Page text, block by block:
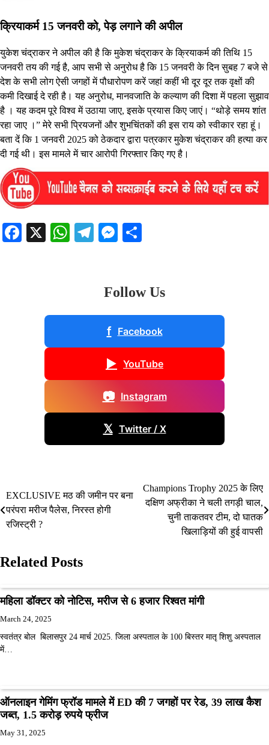
क्रियाकर्म 15 जनवरी को, पेड़ लगाने की अपील
युकेश चंद्राकर ने अपील की है कि मुकेश चंद्राकर के क्रियाकर्म की तिथि 15
जनवरी तय की गई है, आप सभी से अनुरोध है कि 15 जनवरी के दिन सुबह 7 बजे से
देश के सभी लोग ऐसी जगहों में पौधारोपण करें जहां कहीं भी दूर दूर तक वृक्षों की
कमी दिखाई दे रही है। यह अनुरोध, मानवजाति के कल्याण की दिशा में पहला सुझाव
है । यह कदम पूरे विश्व में उठाया जाए, इसके प्रयास किए जाएं। “थोड़े समय शांत
रहा जाए ।” मेरे सभी प्रियजनों और शुभचिंतकों की इस राय को स्वीकार रहा हूं।
बता दें कि 1 जनवरी 2025 को ठेकदार द्वारा पत्रकार मुकेश चंद्राकर की हत्या कर
दी गई थी। इस मामले में चार आरोपी गिरफ्तार किए गए है।
Facebook
X WhatsApp
Telegram
Messenger
Follow Us
f Facebook
▶ YouTube
📷 Instagram
𝕏 Twitter / X
Post
navigation
EXCLUSIVE मठ की जमीन पर बना
परंपरा मरीज पैलेस, निरस्त होगी
रजिस्ट्री ?
Champions Trophy 2025 के लिए
दक्षिण अफ्रीका ने चली तगड़ी चाल,
चुनी ताकतवर टीम, दो घातक
खिलाड़ियों की हुई वापसी
Related Posts
महिला डॉक्टर को नोटिस, मरीज से 6 हजार रिश्वत मांगी
March 24, 2025
स्वतंत्र बोल बिलासपुर 24 मार्च 2025. जिला अस्पताल के 100 बिस्तर मातृ शिशु अस्पताल
में…
ऑनलाइन गेमिंग फ्रॉड मामले में ED की 7 जगहों पर रेड, 39 लाख कैश
जब्त, 1.5 करोड़ रुपये फ्रीज
May 31, 2025